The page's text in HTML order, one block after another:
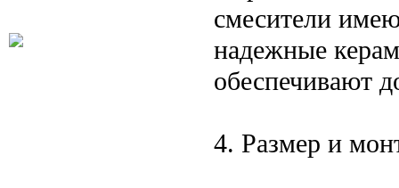
смесители
надежные
обеспечивают
4. Размер и